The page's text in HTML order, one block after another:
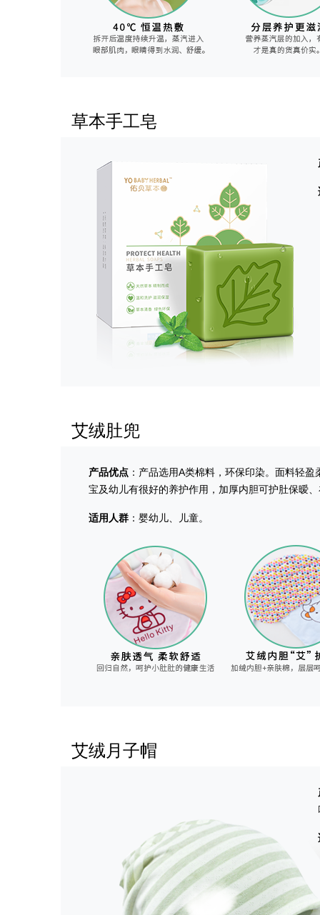
草本手工皂
艾绒肚兜
产品优点 ：产品选用A类棉料，环保印染。面料轻
宝及幼儿有很好的养护作用，加厚内胆可护肚保暧
适用人群 ：婴幼儿、儿童。
艾绒月子帽